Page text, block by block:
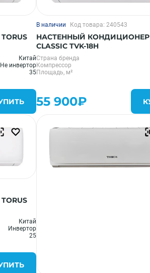
Китай
Не инвертор
35
В наличии Код товара: 240543
НАСТЕННЫЙ КОНДИЦИОНЕР
CLASSIC TVK-18H
Страна бренда
Компрессор
Площадь, м²
55 900₽
Китай
Инвертор
25